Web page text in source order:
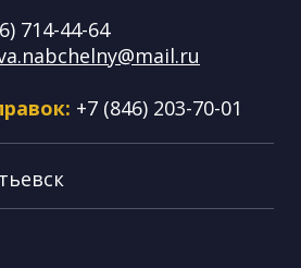
714-44-64
+7 (846) 203-70-01